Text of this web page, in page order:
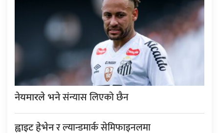
नेयमारले भनेसंन्यास लिएको छैन
ह्वाइट हेभेनर ल्यान्डमार्क सेमिफाइनलमा